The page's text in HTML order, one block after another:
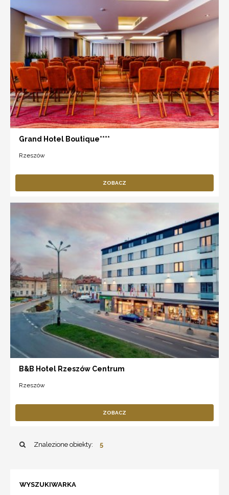
Grand Hotel Boutique****
Rzeszów
ZOBACZ
B&B Hotel Rzeszów Centrum
Rzeszów
ZOBACZ
Znalezione obiekty: 5
WYSZUKIWARKA